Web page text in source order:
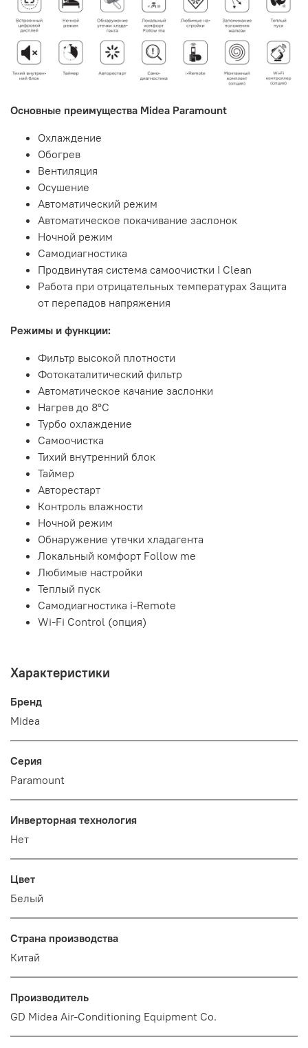
Основные преимущества Midea Paramount
Охлаждение
Обогрев
Вентиляция
Осушение
Автоматический режим
Автоматическое покачивание заслонок
Ночной режим
Самодиагностика
Продвинутая система самоочистки I Clean
Работа при отрицательных температурах Защита
от перепадов напряжения
Режимы и функции:
Фильтр высокой плотности
Фотокаталитический фильтр
Автоматическое качание заслонки
Нагрев до 8°С
Турбо охлаждение
Самоочистка
Тихий внутренний блок
Таймер
Авторестарт
Контроль влажности
Ночной режим
Обнаружение утечки хладагента
Локальный комфорт Follow me
Любимые настройки
Теплый пуск
Самодиагностика i-Remote
Wi-Fi Control (опция)
Характеристики
Бренд
Midea
Серия
Paramount
Инверторная технология
Нет
Цвет
Белый
Страна производства
Китай
Производитель
GD Midea Air-Conditioning Equipment Co.